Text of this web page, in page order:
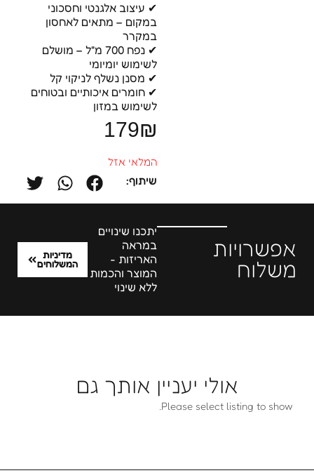
✔ עיצוב אלגנטי וחסכוני
במקום – מתאים לאחסון
במקרר
✔ נפח 700 מ"ל – מושלם
לשימוש יומיומי
✔ מסנן נשלף לניקוי קל
✔ חומרים איכותיים ובטוחים
לשימוש במזון
179₪
המלאי אזל
שיתוף:
אפשרויות
משלוח
יתכנו שינויים
במראה
האריזות -
המוצר והכמות
ללא שינוי
מדיניות
המשלוחים
אולי יעניין אותך גם
Please select listing to show.